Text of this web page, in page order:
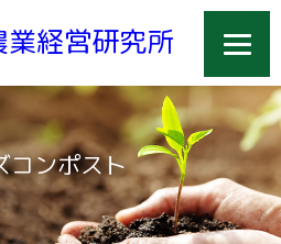
業経営研究所
コンポスト